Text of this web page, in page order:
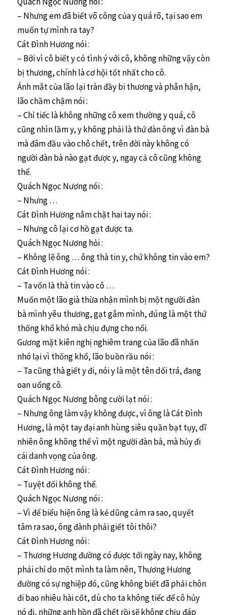
– Nhưng em đã biết võ công của y quá rõ, tại sao em
muốn tự mình ra tay?
Cát Đình Hương nói :
– Bởi vì cô biết y có tình ý với cô, không những vậy còn
bị thương, chính là cơ hội tốt nhất cho cô.
Ánh mắt của lão lại tràn đầy bi thương và phẫn hận,
lão chầm chậm nói :
– Chỉ tiếc là không những cô xem thường y quá, cô
cũng nhìn lầm y, y không phải là thứ đàn ông vì đàn bà
mà đâm đầu vào chỗ chết, trên đời này không có
người đàn bà nào gạt được y, ngay cả cô cũng không
thể.
Quách Ngọc Nương nói :
– Nhưng …
Cát Đình Hương nắm chặt hai tay nói :
– Nhưng cô lại cơ hồ gạt được ta.
Quách Ngọc Nương hỏi :
– Không lẽ ông … ông thà tin y, chứ không tin vào em?
Cát Đình Hương nói :
– Ta vốn là thà tin vào cô …
Muốn một lão già thừa nhận mình bị một người đàn
bà mình yêu thương, gạt gẫm mình, đúng là một thứ
thống khổ khó mà chịu đựng cho nổi.
Gương mặt kiên nghị nghiêm trang của lão đã nhăn
nhó lại vì thống khổ, lão buồn rầu nói :
– Ta cũng thà giết y đi, nói y là một tên dối trá, đang
oan uổng cô.
Quách Ngọc Nương bỗng cười lạt nói :
– Nhưng ông làm vậy không được, vì ông là Cát Đình
Hương, là một tay đại anh hùng siêu quần bạt tụy, dĩ
nhiên ông không thể vì một người đàn bà, mà hủy đi
cái danh vọng của ông.
Cát Đình Hương nói :
– Tuyệt đối không thể.
Quách Ngọc Nương nói :
– Vì để biểu hiện ông là kẻ dũng cảm ra sao, quyết
tâm ra sao, ông đành phải giết tôi thôi?
Cát Đình Hương nói :
– Thương Hương đường có được tới ngày nay, không
phải chỉ do một mình ta làm nên, Thương Hương
đường có sự nghiệp đó, cũng không biết đã phải chôn
đi bao nhiêu hài cốt, dù cho ta không tiếc để cô hủy
nó đi, những anh hồn đã chết rồi sẽ không chịu đáp